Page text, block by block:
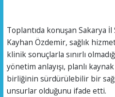
Toplantıda konuşan Sakarya İl
Kayhan Özdemir, sağlık
klinik sonuçlarla sınırlı
yönetim anlayışı, planlı
birliğinin sürdürülebilir bir
unsurlar olduğunu ifade etti.